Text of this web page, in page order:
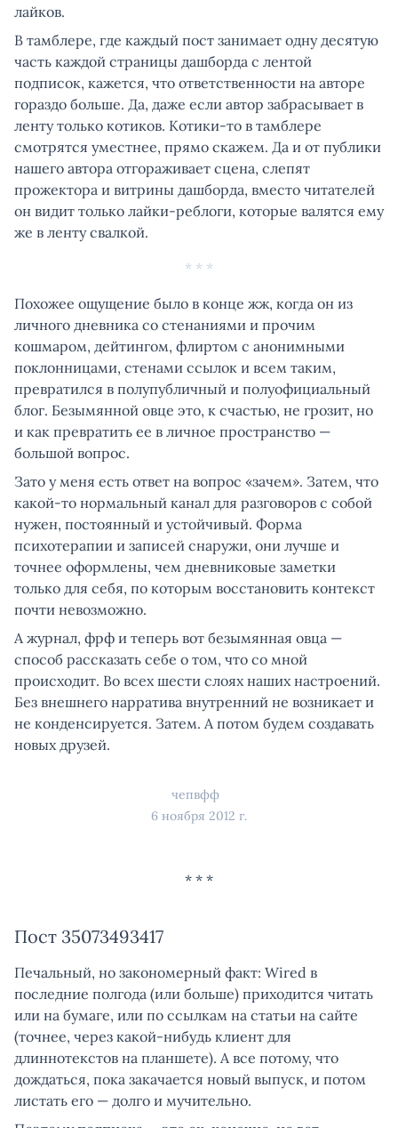
лайков.
В тамблере, где каждый пост занимает одну десятую
часть каждой страницы дашборда с лентой
подписок, кажется, что ответственности на авторе
гораздо больше. Да, даже если автор забрасывает в
ленту только котиков. Котики-то в тамблере
смотрятся уместнее, прямо скажем. Да и от публики
нашего автора отгораживает сцена, слепят
прожектора и витрины дашборда, вместо читателей
он видит только лайки-реблоги, которые валятся ему
же в ленту свалкой.
* * *
Похожее ощущение было в конце жж, когда он из
личного дневника со стенаниями и прочим
кошмаром, дейтингом, флиртом с анонимными
поклонницами, стенами ссылок и всем таким,
превратился в полупубличный и полуофициальный
блог. Безымянной овце это, к счастью, не грозит, но
и как превратить ее в личное пространство —
большой вопрос.
Зато у меня есть ответ на вопрос «зачем». Затем, что
какой-то нормальный канал для разговоров с собой
нужен, постоянный и устойчивый. Форма
психотерапии и записей снаружи, они лучше и
точнее оформлены, чем дневниковые заметки
только для себя, по которым восстановить контекст
почти невозможно.
А журнал, фрф и теперь вот безымянная овца —
способ рассказать себе о том, что со мной
происходит. Во всех шести слоях наших настроений.
Без внешнего нарратива внутренний не возникает и
не конденсируется. Затем. А потом будем создавать
новых друзей.
чепвфф
6 ноября 2012 г.
Пост 35073493417
Печальный, но закономерный факт: Wired в
последние полгода (или больше) приходится читать
или на бумаге, или по ссылкам на статьи на сайте
(точнее, через какой-нибудь клиент для
длиннотекстов на планшете). А все потому, что
дождаться, пока закачается новый выпуск, и потом
листать его — долго и мучительно.